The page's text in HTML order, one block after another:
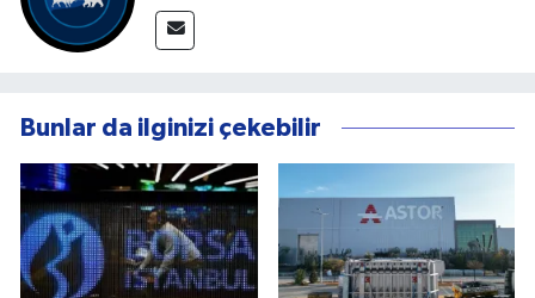
Bunlar da ilginizi çekebilir